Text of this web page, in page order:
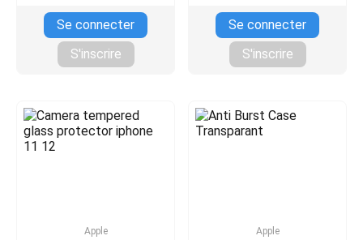
Se connecter
S'inscrire
Se connecter
S'inscrire
Apple Apple